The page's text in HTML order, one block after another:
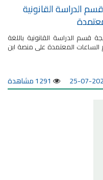
قسم الدراسة القانونية
قسم الدراسة القانونية باللغة
الساعات المعتمدة على منصة ابن
2026- 1291 مشاهدة